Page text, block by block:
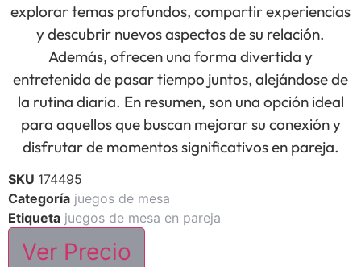
explorar temas profundos, compartir experiencias
y descubrir nuevos aspectos de su relación.
Además, ofrecen una forma divertida y
entretenida de pasar tiempo juntos, alejándose de
la rutina diaria. En resumen, son una opción ideal
para aquellos que buscan mejorar su conexión y
disfrutar de momentos significativos en pareja.
SKU 174495
Categoría juegos de mesa
Etiqueta juegos de mesa en pareja
Ver Precio